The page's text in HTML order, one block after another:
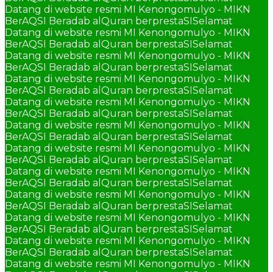
Datang di website resmi MI Kenongomulyo - MIKN
BerAQSI Beradab alQuran berprestaSISelamat
Datang di website resmi MI Kenongomulyo - MIKN
BerAQSI Beradab alQuran berprestaSISelamat
Datang di website resmi MI Kenongomulyo - MIKN
BerAQSI Beradab alQuran berprestaSISelamat
Datang di website resmi MI Kenongomulyo - MIKN
BerAQSI Beradab alQuran berprestaSISelamat
Datang di website resmi MI Kenongomulyo - MIKN
BerAQSI Beradab alQuran berprestaSISelamat
Datang di website resmi MI Kenongomulyo - MIKN
BerAQSI Beradab alQuran berprestaSISelamat
Datang di website resmi MI Kenongomulyo - MIKN
BerAQSI Beradab alQuran berprestaSISelamat
Datang di website resmi MI Kenongomulyo - MIKN
BerAQSI Beradab alQuran berprestaSISelamat
Datang di website resmi MI Kenongomulyo - MIKN
BerAQSI Beradab alQuran berprestaSISelamat
Datang di website resmi MI Kenongomulyo - MIKN
BerAQSI Beradab alQuran berprestaSISelamat
Datang di website resmi MI Kenongomulyo - MIKN
BerAQSI Beradab alQuran berprestaSISelamat
Datang di website resmi MI Kenongomulyo - MIKN